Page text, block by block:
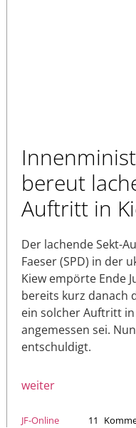
bereut
Auftritt in
Der lachende Sekt-
Faeser (SPD) in der
Kiew empörte Ende
bereits kurz danach
ein solcher Auftritt
angemessen sei.
entschuldigt.
weiter
JF-Online 11